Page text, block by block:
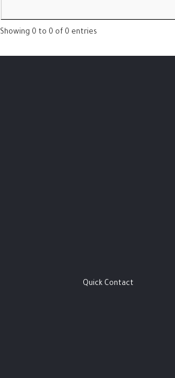
Showing 0 to 0 of 0 entries
Quick Contact